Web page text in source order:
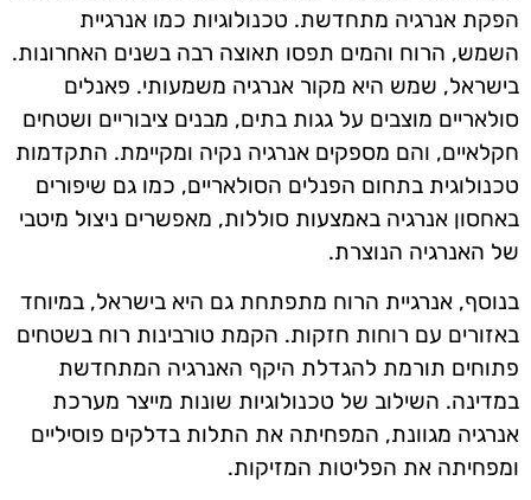
הפקת אנרגיה מתחדשת. טכנולוגיות כמו אנרגיית
השמש, הרוח והמים תפסו תאוצה רבה בשנים האחרונות.
בישראל, שמש היא מקור אנרגיה משמעותי. פאנלים
סולאריים מוצבים על גגות בתים, מבנים ציבוריים ושטחים
חקלאיים, והם מספקים אנרגיה נקיה ומקיימת. התקדמות
טכנולוגית בתחום הפנלים הסולאריים, כמו גם שיפורים
באחסון אנרגיה באמצעות סוללות, מאפשרים ניצול מיטבי
של האנרגיה הנוצרת.
בנוסף, אנרגיית הרוח מתפתחת גם היא בישראל, במיוחד
באזורים עם רוחות חזקות. הקמת טורבינות רוח בשטחים
פתוחים תורמת להגדלת היקף האנרגיה המתחדשת
במדינה. השילוב של טכנולוגיות שונות מייצר מערכת
אנרגיה מגוונת, המפחיתה את התלות בדלקים פוסיליים
ומפחיתה את הפליטות המזיקות.